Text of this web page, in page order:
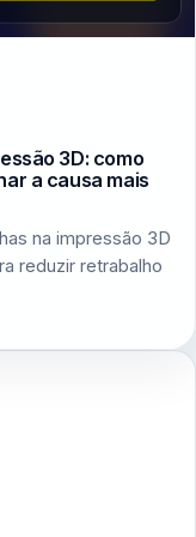
3D: como
a causa mais
na impressão 3D
reduzir retrabalho